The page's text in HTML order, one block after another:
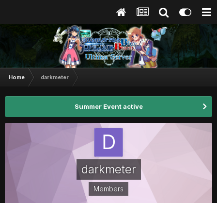
Home darkmeter
Summer Event active
darkmeter
Members